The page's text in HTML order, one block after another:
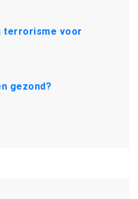
terrorisme voor
gezond?